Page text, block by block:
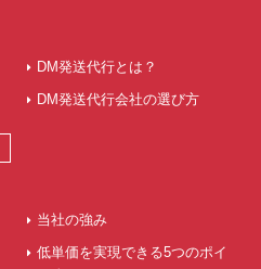
DM発送代行とは？
DM発送代行会社の選び方
当社の強み
低単価を実現できる5つのポイ